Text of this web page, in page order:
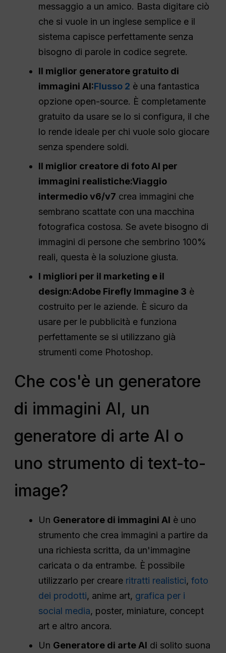
messaggio a un amico. Basta digitare ciò
che si vuole in un inglese semplice e il
sistema capisce perfettamente senza
bisogno di parole in codice segrete.
Il miglior generatore gratuito di
immagini AI:Flusso 2 è una fantastica
opzione open-source. È completamente
gratuito da usare se lo si configura, il che
lo rende ideale per chi vuole solo giocare
senza spendere soldi.
Il miglior creatore di foto AI per
immagini realistiche:Viaggio
intermedio v6/v7 crea immagini che
sembrano scattate con una macchina
fotografica costosa. Se avete bisogno di
immagini di persone che sembrino 100%
reali, questa è la soluzione giusta.
I migliori per il marketing e il
design:Adobe Firefly Immagine 3 è
costruito per le aziende. È sicuro da
usare per le pubblicità e funziona
perfettamente se si utilizzano già
strumenti come Photoshop.
Che cos'è un generatore
di immagini AI, un
generatore di arte AI o
uno strumento di text-to-
image?
Un Generatore di immagini AI è uno
strumento che crea immagini a partire da
una richiesta scritta, da un'immagine
caricata o da entrambe. È possibile
utilizzarlo per creare ritratti realistici,foto
dei prodotti, anime art, grafica per i
social media, poster, miniature, concept
art e altro ancora.
Un Generatore di arte AI di solito suona